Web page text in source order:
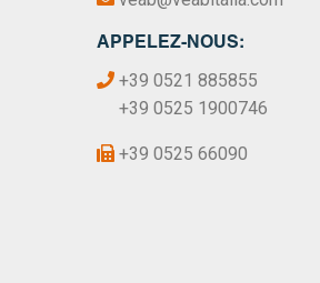
APPELEZ-NOUS:
+39 0521 885855
+39 0525 1900746
+39 0525 66090